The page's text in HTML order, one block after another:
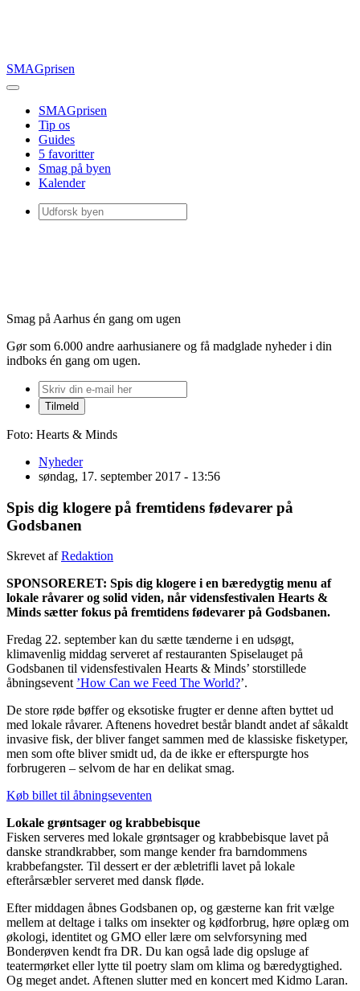
SMAGprisen
SMAGprisen
Tip os
Guides
5 favoritter
Smag på byen
Kalender
Smag på Aarhus én gang om ugen
Gør som 6.000 andre aarhusianere og få madglade nyheder i din
indboks én gang om ugen.
Foto: Hearts & Minds
Nyheder
søndag, 17. september 2017 - 13:56
Spis dig klogere på fremtidens fødevarer på
Godsbanen
Skrevet afRedaktion
SPONSORERET: Spis dig klogere i en bæredygtig menu af
lokale råvarer og solid viden, når vidensfestivalen Hearts &
Minds sætter fokus på fremtidens fødevarer på Godsbanen.
Fredag 22. september kan du sætte tænderne i en udsøgt,
klimavenlig middag serveret af restauranten Spiselauget på
Godsbanen til vidensfestivalen Hearts & Minds’ storstillede
åbningsevent ’How Can we Feed The World?’.
De store røde bøffer og eksotiske frugter er denne aften byttet ud
med lokale råvarer. Aftenens hovedret består blandt andet af såkaldt
invasive fisk, der bliver fanget sammen med de klassiske fisketyper,
men som ofte bliver smidt ud, da de ikke er efterspurgte hos
forbrugeren – selvom de har en delikat smag.
Køb billet til åbningseventen
Lokale grøntsager og krabbebisque
Fisken serveres med lokale grøntsager og krabbebisque lavet på
danske strandkrabber, som mange kender fra barndommens
krabbefangster. Til dessert er der æbletrifli lavet på lokale
efterårsæbler serveret med dansk fløde.
Efter middagen åbnes Godsbanen op, og gæsterne kan frit vælge
mellem at deltage i talks om insekter og kødforbrug, høre oplæg om
økologi, identitet og GMO eller lære om selvforsyning med
Bonderøven kendt fra DR. Du kan også lade dig opsluge af
teatermørket eller lytte til poetry slam om klima og bæredygtighed.
Og meget andet. Aftenen slutter med en koncert med Kidmo Laran.